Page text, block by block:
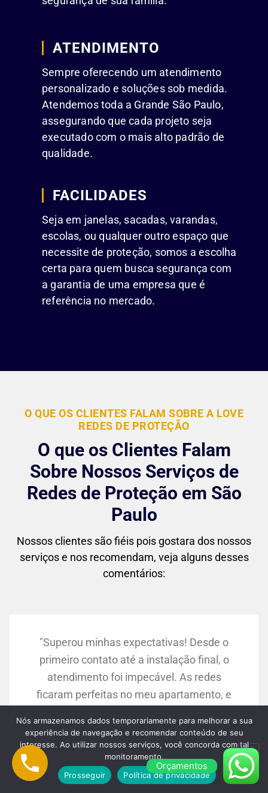
ATENDIMENTO
Sempre oferecendo um atendimento
personalizado e soluções sob medida.
Atendemos toda a Grande São Paulo,
assegurando que cada projeto seja
executado com o mais alto padrão de
qualidade.
FACILIDADES
Seja em janelas, sacadas, varandas,
escolas, ou qualquer outro espaço que
necessite de proteção, somos a escolha
certa para quem busca segurança com
a garantia de uma empresa que é
referência no mercado.
O QUE OS CLIENTES FALAM SOBRE A LOVE
REDES DE PROTEÇÃO
O que os Clientes Falam
Sobre Nossos Serviços de
Redes de Proteção em São
Paulo
Nossos clientes são fiéis pois gostara dos nossos
serviços e nos recomendam, veja alguns desses
comentários:
"Superou minhas expectativas! Desde o
primeiro contato até a instalação final, o
atendimento foi impecável. As redes
ficaram perfeitas no meu apartamento, e
sabendo que meus filhos estão seguros."
Maria Silva:
Osasco/SPOrçamentos
Nós armazenamos dados temporariamente para melhorar a sua
experiência de navegação e recomendar conteúdo de seu
interesse. Ao utilizar nossos serviços, você concorda com tal
monitoramento.
Prosseguir
Política de privacidade